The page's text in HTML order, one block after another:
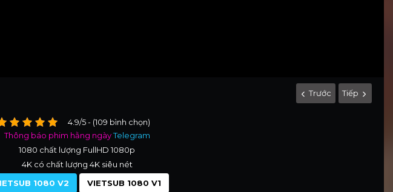
Trước Tiếp
4.9/5 - (109 bình chọn)
Thông báo phim hằng ngàyTelegram
1080 chất lượng FullHD 1080p
4K có chất lượng 4K siêu nét
1080 V2
VIETSUB 1080 V1